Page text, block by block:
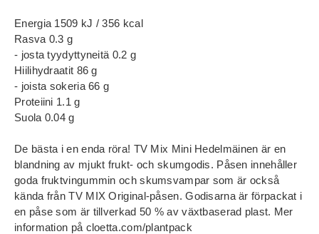
Energia 1509 kJ / 356 kcal
Rasva 0.3 g
- josta tyydyttyneitä 0.2 g
Hiilihydraatit 86 g
- joista sokeria 66 g
Proteiini 1.1 g
Suola 0.04 g
De bästa i en enda röra! TV Mix Mini Hedelmäinen är en
blandning av mjukt frukt- och skumgodis. Påsen innehåller
goda fruktvingummin och skumsvampar som är också
kända från TV MIX Original-påsen. Godisarna är förpackat i
en påse som är tillverkad 50 % av växtbaserad plast. Mer
information på cloetta.com/plantpack